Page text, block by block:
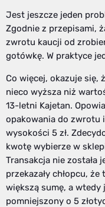
Jest jeszcze jeden
Zgodnie z przepisami,
zwrotu kaucji od
gotówkę. W praktyce
Co więcej, okazuje się,
nieco wyższa niż
13-letni Kajetan.
opakowania do zwrotu
wysokości 5 zł.
kwotę wybierze w
Transakcja nie została
przekazały chłopcu,
większą sumę, a
pomniejszony o 5